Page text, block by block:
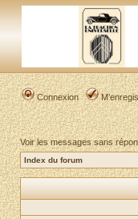
Connexion
Voir les messages sans
Index du forum